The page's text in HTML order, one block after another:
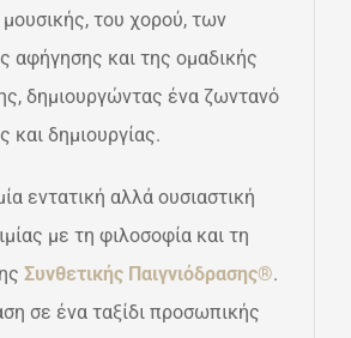
μουσικής, του χορού, των
αφήγησης και της ομαδικής
δημιουργώντας ένα ζωντανό
και δημιουργίας.
εντατική αλλά ουσιαστική
με τη φιλοσοφία και τη
Συνθετικής Παιγνιόδρασης®.
σε ένα ταξίδι προσωπικής